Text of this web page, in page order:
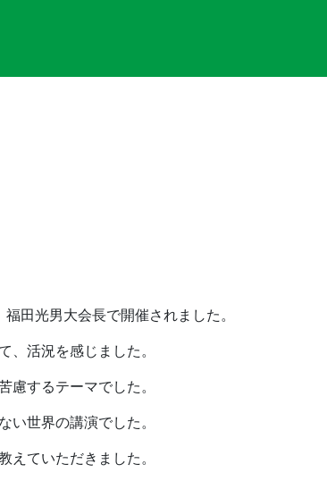
田光男大会長で開催されました。
活況を感じました。
するテーマでした。
世界の講演でした。
ていただきました。